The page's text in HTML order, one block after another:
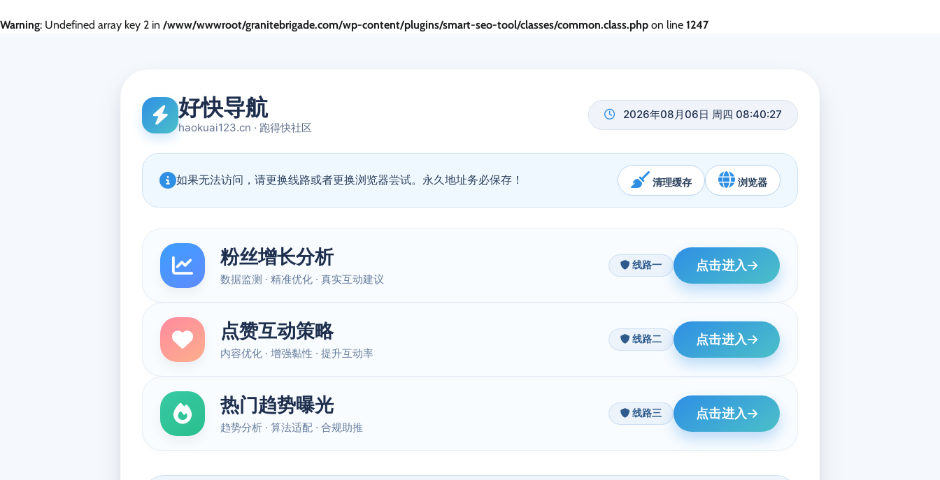
Warning: Undefined array key 2 in /www/wwwroot/granitebrigade.com/wp-content/plugins/smart-seo-tool/classes/common.class.php on line 1247